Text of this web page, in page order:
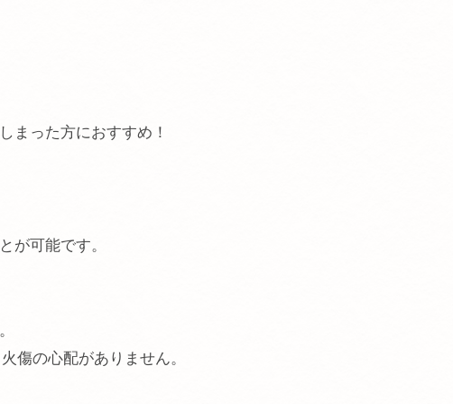
まった方におすすめ！
が可能です。
傷の心配がありません。